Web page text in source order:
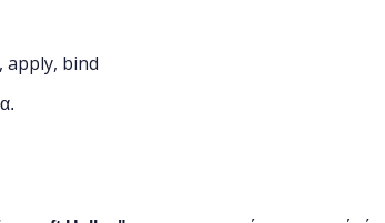
apply, bind